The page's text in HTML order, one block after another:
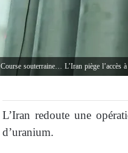
Course souterraine… L’Iran piège l’accès
L’Iran redoute une
d’uranium.